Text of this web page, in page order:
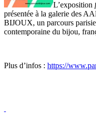
L’exposition
présentée à la galerie des
BIJOUX, un parcours
contemporaine du bijou,
Plus d’infos : https://